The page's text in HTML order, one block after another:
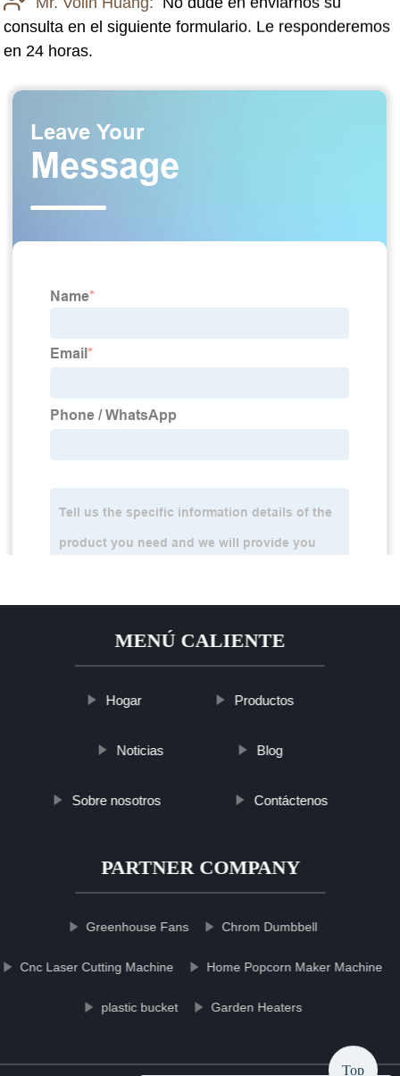
consulta en el siguiente formulario. Le responderemos
en 24 horas.
MENÚ CALIENTE
Hogar Productos
Noticias Blog
Sobre nosotros Contáctenos
PARTNER COMPANY
Greenhouse Fans Chrom Dumbbell
Cnc Laser Cutting Machine Home Popcorn Maker Machine
plastic bucket Garden Heaters
Top